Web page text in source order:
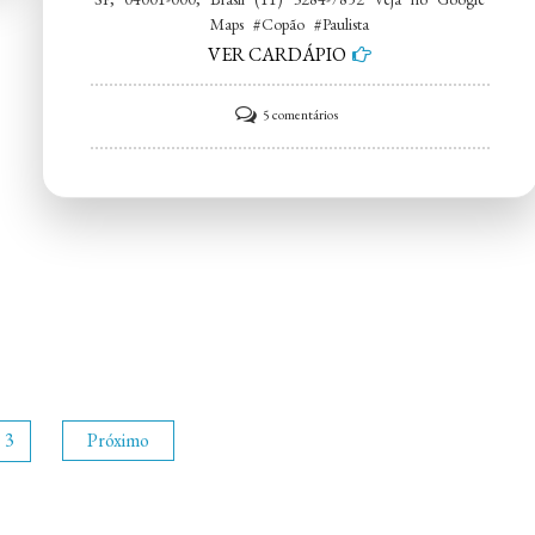
Maps #Copão #Paulista
VER CARDÁPIO
5 comentáriosem
Copão
3 Próximo